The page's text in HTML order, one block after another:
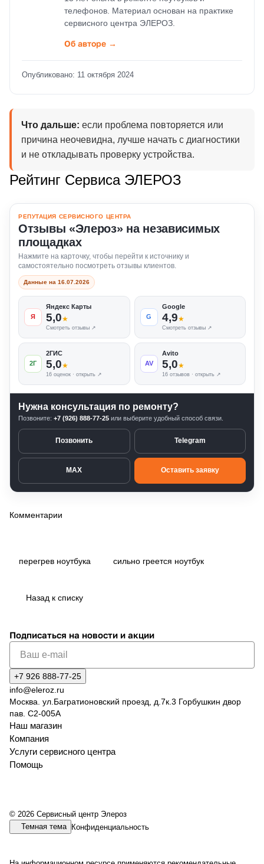
телефонов. Материал основан на практике
сервисного центра ЭЛЕРОЗ.
Об авторе →
Опубликовано: 11 октября 2024
Что дальше: если проблема повторяется или
причина неочевидна, лучше начать с диагностики
и не откладывать проверку устройства.
Рейтинг Сервиса ЭЛЕРОЗ
РЕПУТАЦИЯ СЕРВИСНОГО ЦЕНТРА
Отзывы «Элероз» на независимых
площадках
Нажмите на карточку, чтобы перейти к источнику и
самостоятельно посмотреть отзывы клиентов.
Данные на 16.07.2026
Я
Яндекс Карты
5,0★
Смотреть отзывы ↗
G
Google
4,9★
Смотреть отзывы ↗
2Г
2ГИС
5,0★
16 оценок · открыть ↗
AV
Avito
5,0★
16 отзывов · открыть ↗
Нужна консультация по ремонту?
Позвоните: +7 (926) 888-77-25 или выберите удобный способ связи.
Позвонить Telegram
MAX Оставить заявку
Комментарии
перегрев ноутбука сильно греется ноутбук
Назад к списку
Подписаться на новости и акции
+7 926 888-77-25
info@eleroz.ru
Москва. ул.Багратионовский проезд, д.7к.3 Горбушкин двор
пав. C2-005A
Наш магазин
Компания
Услуги сервисного центра
Помощь
© 2026 Сервисный центр Элероз
Темная тема Конфиденциальность